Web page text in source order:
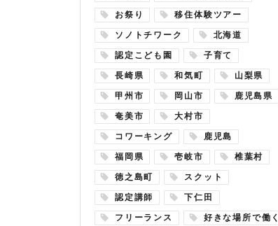
お祭り 移住体験ツアー
ソノトチワーク 北海道
認定こども園 子育て
長崎県 和気町 山梨県
甲州市 岡山市 鹿児島県
奄美市 大村市
コワーキング 鹿児島
福岡県 壱岐市 椎葉村
徳之島町 スクット
認定講師 下仁田
フリーランス 好きな場所で働く